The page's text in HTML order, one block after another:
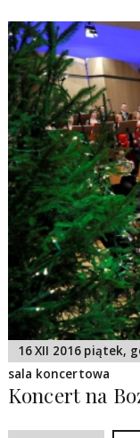
16 XII 2016 piątek,
sala koncertowa
Koncert na